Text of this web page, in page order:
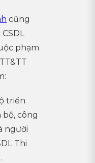
cũng
phạm
triển
bộ, công
người
Thi